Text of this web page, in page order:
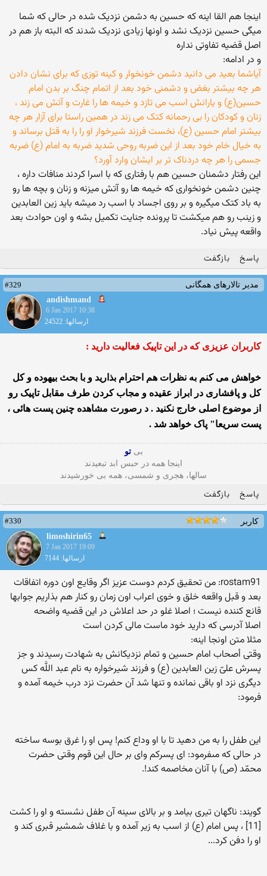
اینجا هم القا اینه که حسین به دشمن نزدیک شده در حالی که شما
میگی حسین نزدیک نشد و اونها زیادی نزدیک شدند که البته باز هم در
اصل قضیه تفاوتی نداره
و در ادامه:
آیاشما بعید می دانید دشمن خونخوار و کینه توزی که برای نشان دادن
هر چه بیشتر بغض و دشمنی خود بعد از اتمام چنگ بر بدن امام
حسین(ع) و یارانش اسب می تازد و خیمه ها را غارت و آتش می زند ،
زنان و کودکان را بی رحمانه کتک می زند در همین راستا برای آزار هر چه
بیشتر امام حسین (ع)، نخست فرزند شیرخوار او را را به قتل برساند و
به خیال خام خود بعد از این ضربه روحی شدید ضربه به امام (ع) ضربه
جسمی را هر چه دردناک تر بر ایشان وارد آورد؟
این رفتار دشمنان حسین هم با رفتاری که با اسرا کردند منافات داره ،
چنین دشمن خونخواری که خیمه ها رو آتش میزنه و زنان و بچه ها رو
به باد کتک میگیره و بر روی اجساد با اسب رد میشه باید زین العابدین
و زینب رو هم میکشت تا پرونده جنایت تکمیل بشه و اون حوادث بعد
واقعه پیش نیاد.
پاسخ بازگفت
مدیر تالارهای همگانی
#329
andishmand
6 Jan 2017 10:38
ارسالها: 24522
کاربران عزیزی که در این تاپیک فعالیت دارید :
خواهش می کنم به نظرات هم احترام بذارید و با بحث بیهوده و کل
کل و پافشاری در ابراز عقیده و مجاب کردن طرف مقابل تاپیک رو
از موضوع اصلی خارج نکنید . د رصورت مشاهده چنین پست هائی ،
پست سریعا" پاک خواهد شد .
بی تو
اینجا همه در حبس ابد تبعیدند
سالها، هجری و شمسی، همه بی خورشیدند
پاسخ بازگفت
کاربر
#330
limoshirin65
7 Jan 2017 19:09
ارسالها: 7144
rostam91: من تحقیق کردم دوست عزیز اگر وقایع اون دوره اتفاقات
بعد و قبل واقعه خلق و خوی اعراب اون زمان رو کنار هم بذاریم جوابها
قانع کننده نیست ؛ اصلا غلو در حد اعلاش در این قضیه واضحه
اصلا آدرسی که دارید خود ماست مالی کردن است
مثلا متن اونجا اینه:
وقتى أصحاب امام حسین و تمام نزدیکانش به شهادت رسیدند و جز
پسرش علىّ زین العابدین (ع) و فرزند شیرخواره به نام عبد اللَّه کس
دیگرى نزد او باقى نمانده و تنها شد آن حضرت نزد درب خیمه آمده و
فرمود:
این طفل را به من دهید تا با او وداع کنم! پس او را غرق بوسه ساخته
در حالى که مى‏فرمود: اى پسرکم واى بر حال این قوم وقتى حضرت
محمّد (ص) با آنان مخاصمه کند!.
گویند: ناگهان تیرى بیامد و بر بالاى سینه آن طفل نشسته و او را کشت
[11] ، پس امام (ع) از اسب به زیر آمده و با غلاف شمشیر قبرى کند و
او را دفن کرد...